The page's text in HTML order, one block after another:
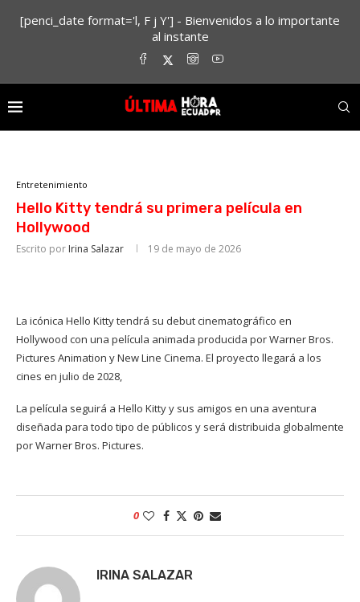
[penci_date format='l, F j Y'] - Bienvenidos a lo importante
al instante
Entretenimiento
Hello Kitty tendrá su primera película en
Hollywood
Escrito por Irina Salazar 19 de mayo de 2026
La icónica Hello Kitty tendrá su debut cinematográfico en
Hollywood con una película animada producida por Warner Bros.
Pictures Animation y New Line Cinema. El proyecto llegará a los
cines en julio de 2028,
La película seguirá a Hello Kitty y sus amigos en una aventura
diseñada para todo tipo de públicos y será distribuida globalmente
por Warner Bros. Pictures.
0
IRINA SALAZAR